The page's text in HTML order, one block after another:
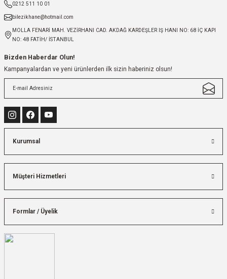
0212 511 10 01
bilezikhane@hotmail.com
MOLLA FENARİ MAH. VEZİRHANI CAD. AKDAĞ KARDEŞLER IŞ HANI NO: 68 İÇ KAPI
NO: 48 FATİH/ İSTANBUL
Bizden Haberdar Olun!
Kampanyalardan ve yeni ürünlerden ilk sizin haberiniz olsun!
Kurumsal
Müşteri Hizmetleri
Formlar / Üyelik